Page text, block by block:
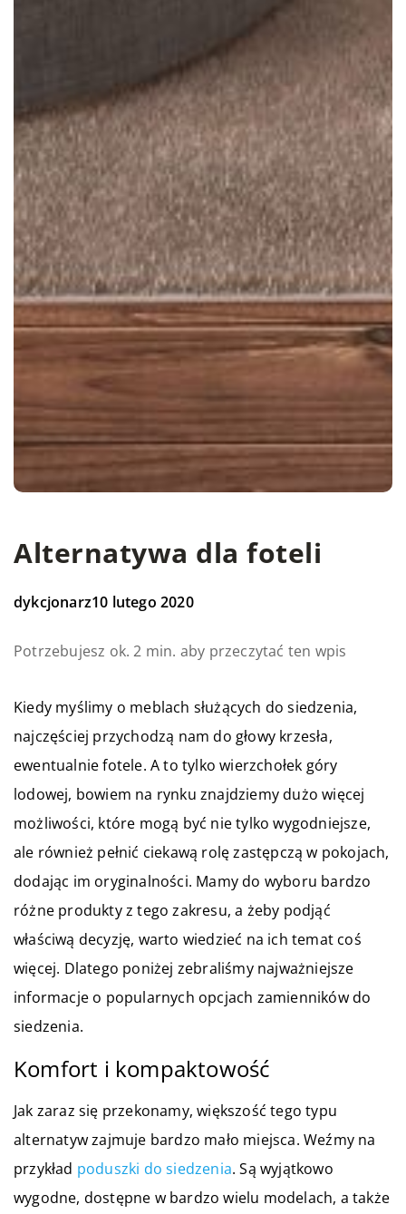
Alternatywa dla foteli
dykcjonarz10 lutego 2020
Potrzebujesz ok. 2 min. aby przeczytać ten wpis
Kiedy myślimy o meblach służących do siedzenia,
najczęściej przychodzą nam do głowy krzesła,
ewentualnie fotele. A to tylko wierzchołek góry
lodowej, bowiem na rynku znajdziemy dużo więcej
możliwości, które mogą być nie tylko wygodniejsze,
ale również pełnić ciekawą rolę zastępczą w pokojach,
dodając im oryginalności. Mamy do wyboru bardzo
różne produkty z tego zakresu, a żeby podjąć
właściwą decyzję, warto wiedzieć na ich temat coś
więcej. Dlatego poniżej zebraliśmy najważniejsze
informacje o popularnych opcjach zamienników do
siedzenia.
Komfort i kompaktowość
Jak zaraz się przekonamy, większość tego typu
alternatyw zajmuje bardzo mało miejsca. Weźmy na
przykład poduszki do siedzenia. Są wyjątkowo
wygodne, dostępne w bardzo wielu modelach, a także